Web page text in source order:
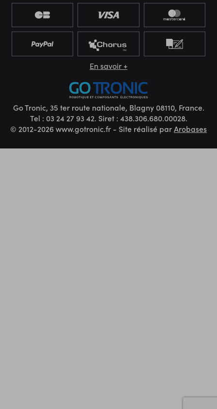
En savoir +
Go Tronic, 35 ter route nationale, Blagny 08110, France.
Tel : 03 24 27 93 42. Siret : 438.306.680.00028.
© 2012-2026 www.gotronic.fr - Site réalisé parArobases